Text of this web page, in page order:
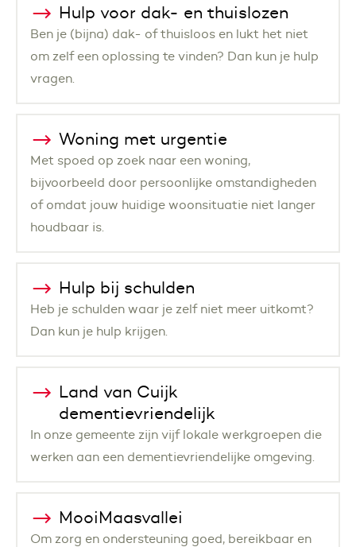
Hulp voor dak- en thuislozen
Ben je (bijna) dak- of thuisloos en lukt het niet
om zelf een oplossing te vinden? Dan kun je hulp
vragen.
Woning met urgentie
Met spoed op zoek naar een woning,
bijvoorbeeld door persoonlijke omstandigheden
of omdat jouw huidige woonsituatie niet langer
houdbaar is.
Hulp bij schulden
Heb je schulden waar je zelf niet meer uitkomt?
Dan kun je hulp krijgen.
Land van Cuijk
dementievriendelijk
In onze gemeente zijn vijf lokale werkgroepen die
werken aan een dementievriendelijke omgeving.
MooiMaasvallei
Om zorg en ondersteuning goed, bereikbaar en